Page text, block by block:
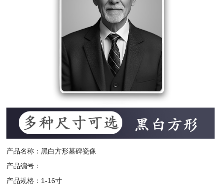
产品名称：黑白方形墓碑瓷像
产品编号：
产品规格：1-16寸